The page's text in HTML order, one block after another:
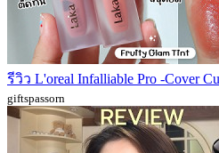
รีวิว L'oreal Infalliable Pro -Cover
giftspassorn